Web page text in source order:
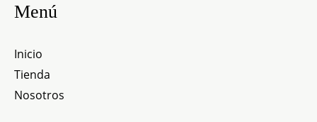
Menú
Inicio
Tienda
Nosotros